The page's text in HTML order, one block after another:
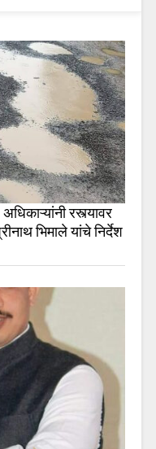
रस्त्यावर
भिमाले यांचे निर्देश